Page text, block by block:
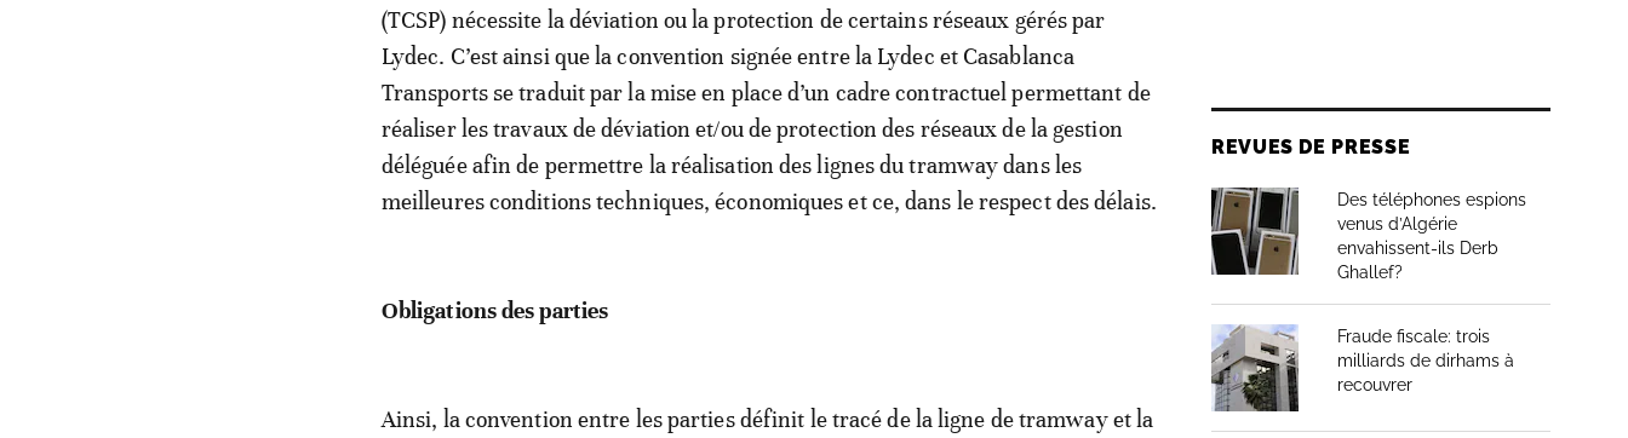
(TCSP) nécessite la déviation ou la protection de certains réseaux gérés par
Lydec. C’est ainsi que la convention signée entre la Lydec et Casablanca
Transports se traduit par la mise en place d’un cadre contractuel permettant de
réaliser les travaux de déviation et/ou de protection des réseaux de la gestion
déléguée afin de permettre la réalisation des lignes du tramway dans les
meilleures conditions techniques, économiques et ce, dans le respect des délais.
Obligations des parties
Ainsi, la convention entre les parties définit le tracé de la ligne de tramway et la
REVUES DE PRESSE
Des téléphones espions
venus d’Algérie
envahissent-ils Derb
Ghallef?
Fraude fiscale: trois
milliards de dirhams à
recouvrer